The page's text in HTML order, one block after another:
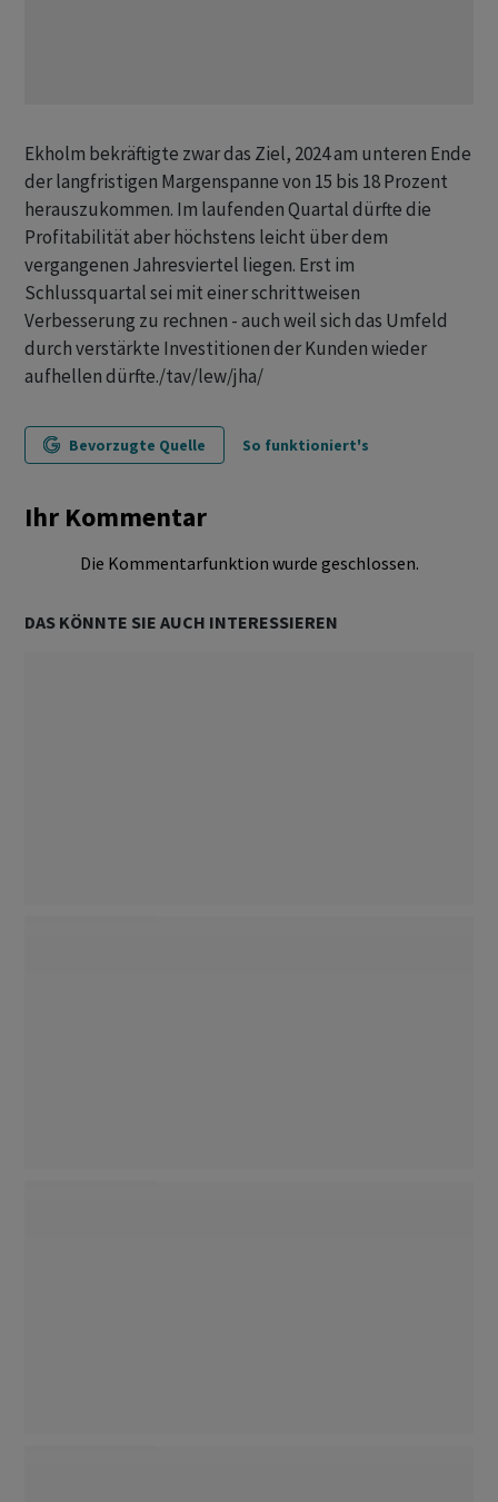
Ekholm bekräftigte zwar das Ziel, 2024 am unteren Ende
der langfristigen Margenspanne von 15 bis 18 Prozent
herauszukommen. Im laufenden Quartal dürfte die
Profitabilität aber höchstens leicht über dem
vergangenen Jahresviertel liegen. Erst im
Schlussquartal sei mit einer schrittweisen
Verbesserung zu rechnen - auch weil sich das Umfeld
durch verstärkte Investitionen der Kunden wieder
aufhellen dürfte./tav/lew/jha/
Bevorzugte Quelle So funktioniert's
Ihr Kommentar
Die Kommentarfunktion wurde geschlossen.
DAS KÖNNTE SIE AUCH INTERESSIEREN